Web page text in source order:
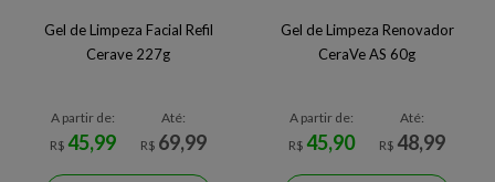
Gel de Limpeza Facial Refil
Cerave 227g
A partir de:
R$45,99
Até:
R$ 69,99
Gel de Limpeza Renovador
CeraVe AS 60g
A partir de:
R$45,90
Até:
R$ 48,99